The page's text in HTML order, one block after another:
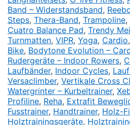
Band – Widerstandsband,
Steps, Thera-Band, Trampoline,
Cuatro Balance Pad, Trendy
Turnmatten, VIPR, Yoga, Cardio,
Bike, Bodytone Evolution –
Rudergeräte – Indoor Rowers,
Laufbänder, Indoor Cycles,
Versaclimber, Vertikale Cross
Watergrinter – Kurbeltrainer,
Profiline, Reha, Extrafit
Fusstrainer, Handtrainer, Holz-
Holztrainingsgeräte,